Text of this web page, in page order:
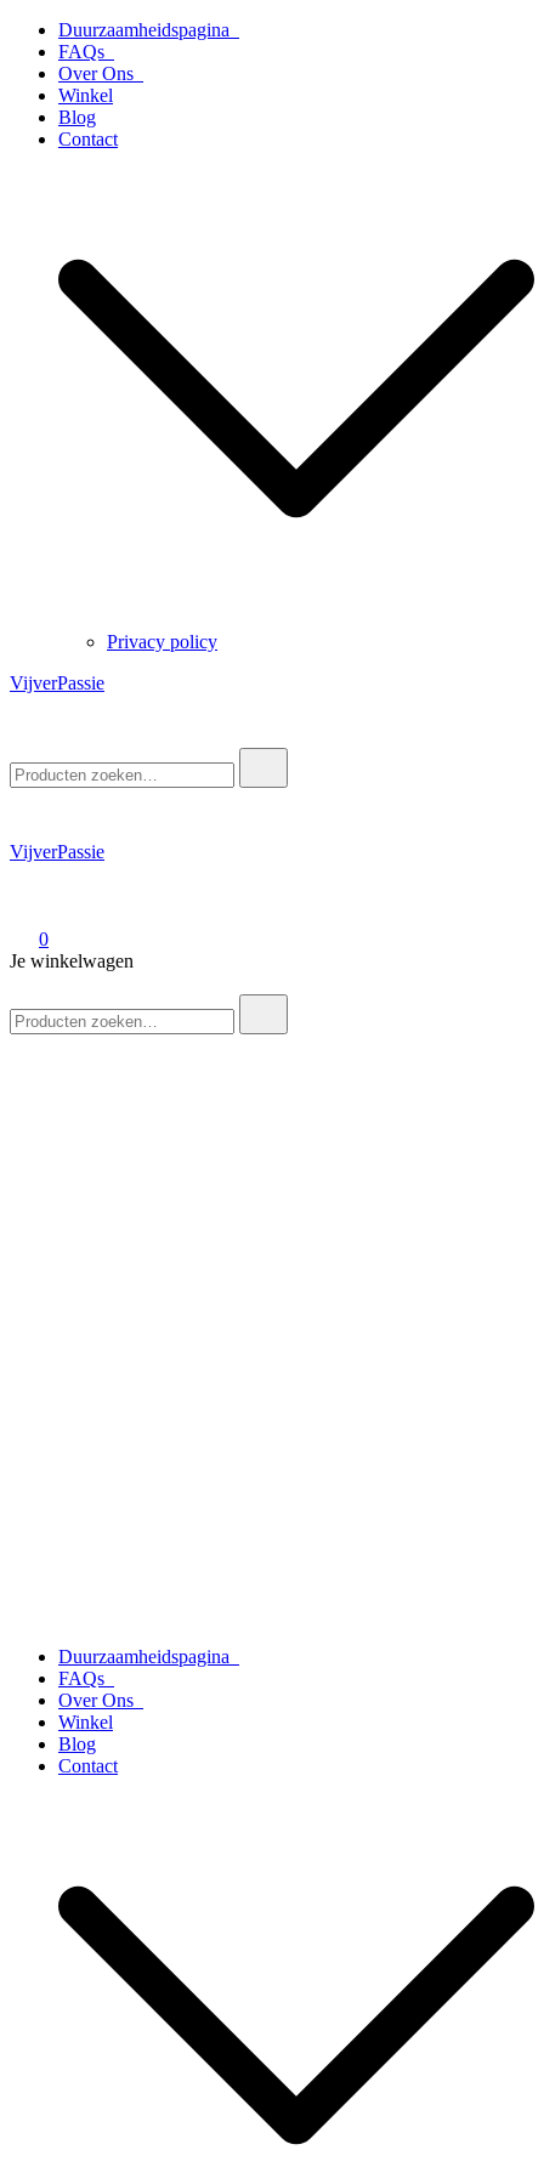
naar
inhoud
Duurzaamheidspagina
FAQs
Over Ons
Winkel
Blog
Contact
Privacy policy
VijverPassie
naar:
VijverPassie
0
Je winkelwagen
naar:
Duurzaamheidspagina
FAQs
Over Ons
Winkel
Blog
Contact